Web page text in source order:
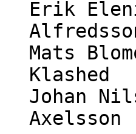
Erik
Mats
Johan